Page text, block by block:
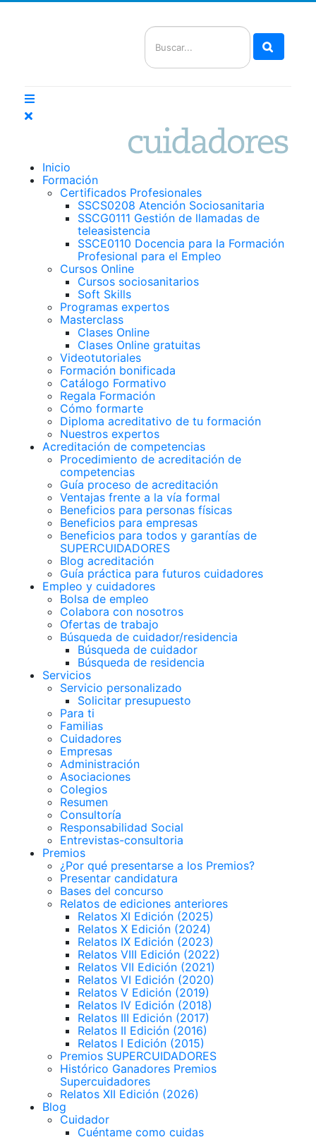
Inicio
Formación
Certificados Profesionales
SSCS0208 Atención Sociosanitaria
SSCG0111 Gestión de llamadas de
teleasistencia
SSCE0110 Docencia para la Formación
Profesional para el Empleo
Cursos Online
Cursos sociosanitarios
Soft Skills
Programas expertos
Masterclass
Clases Online
Clases Online gratuitas
Videotutoriales
Formación bonificada
Catálogo Formativo
Regala Formación
Cómo formarte
Diploma acreditativo de tu formación
Nuestros expertos
Acreditación de competencias
Procedimiento de acreditación de
competencias
Guía proceso de acreditación
Ventajas frente a la vía formal
Beneficios para personas físicas
Beneficios para empresas
Beneficios para todos y garantías de
SUPERCUIDADORES
Blog acreditación
Guía práctica para futuros cuidadores
Empleo y cuidadores
Bolsa de empleo
Colabora con nosotros
Ofertas de trabajo
Búsqueda de cuidador/residencia
Búsqueda de cuidador
Búsqueda de residencia
Servicios
Servicio personalizado
Solicitar presupuesto
Para ti
Familias
Cuidadores
Empresas
Administración
Asociaciones
Colegios
Resumen
Consultoría
Responsabilidad Social
Entrevistas-consultoria
Premios
¿Por qué presentarse a los Premios?
Presentar candidatura
Bases del concurso
Relatos de ediciones anteriores
Relatos XI Edición (2025)
Relatos X Edición (2024)
Relatos IX Edición (2023)
Relatos VIII Edición (2022)
Relatos VII Edición (2021)
Relatos VI Edición (2020)
Relatos V Edición (2019)
Relatos IV Edición (2018)
Relatos III Edición (2017)
Relatos II Edición (2016)
Relatos I Edición (2015)
Premios SUPERCUIDADORES
Histórico Ganadores Premios
Supercuidadores
Relatos XII Edición (2026)
Blog
Cuidador
Cuéntame como cuidas